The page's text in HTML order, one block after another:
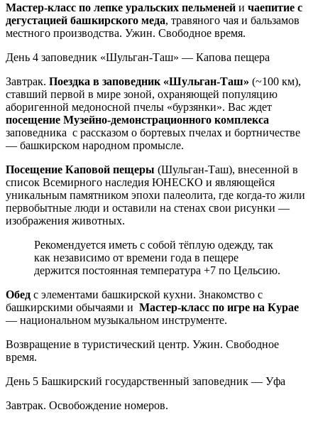
Мастер-класс по лепке уральских пельменей и чаепитие с
дегустацией башкирского меда, травяного чая и бальзамов
местного производства. Ужин. Свободное время.
День 4 заповедник «Шульган-Таш» — Капова пещера
Завтрак. Поездка в заповедник «Шульган-Таш» (~100 км),
ставший первой в мире зоной, охраняющей популяцию
аборигенной медоносной пчелы «бурзянки». Вас ждет
посещение Музейно-демонстрационного комплекса
заповедника с рассказом о бортевых пчелах и бортничестве
— башкирском народном промысле.
Посещение Каповой пещеры (Шульган-Таш), внесенной в
список Всемирного наследия ЮНЕСКО и являющейся
уникальным памятником эпохи палеолита, где когда-то жили
первобытные люди и оставили на стенах свои рисунки —
изображения животных.
Рекомендуется иметь с собой тёплую одежду, так
как независимо от времени года в пещере
держится постоянная температура +7 по Цельсию.
Обед с элементами башкирской кухни. Знакомство с
башкирскими обычаями и Мастер-класс по игре на Курае
— национальном музыкальном инструменте.
Возвращение в туристический центр. Ужин. Свободное
время.
День 5 Башкирский государственный заповедник — Уфа
Завтрак. Освобождение номеров.